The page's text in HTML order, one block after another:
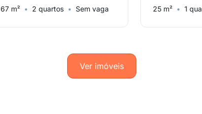
67 m²
2 quartos Sem vaga
25 m²
1
Ver imóveis